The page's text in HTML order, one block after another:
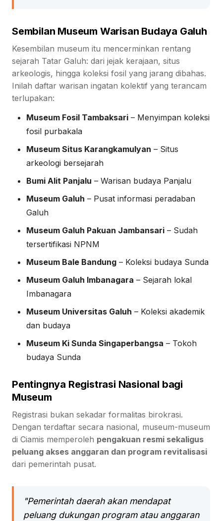
Sembilan Museum Warisan Budaya Galuh
Kesembilan museum itu mencerminkan rentang
sejarah Tatar Galuh: dari jejak kerajaan, situs
arkeologis, hingga koleksi fosil yang jarang dibahas.
Inilah daftar warisan ingatan kolektif yang terancam
terlupakan:
Museum Fosil Tambaksari– Menyimpan koleksi
fosil purbakala
Museum Situs Karangkamulyan – Situs
arkeologi bersejarah
Bumi Alit Panjalu – Warisan budaya Panjalu
Museum Galuh – Pusat informasi peradaban
Galuh
Museum Galuh Pakuan Jambansari– Sudah
tersertifikasi NPNM
Museum Bale Bandung– Koleksi budaya Sunda
Museum Galuh Imbanagara – Sejarah lokal
Imbanagara
Museum Universitas Galuh – Koleksi akademik
dan budaya
Museum Ki Sunda Singaperbangsa – Tokoh
budaya Sunda
Pentingnya Registrasi Nasional bagi
Museum
Registrasi bukan sekadar formalitas birokrasi.
Dengan terdaftar secara nasional, museum-museum
di Ciamis memperoleh pengakuan resmi sekaligus
peluang akses anggaran dan program revitalisasi
dari pemerintah pusat.
"Pemerintah daerah akan mendapat
peluang dukungan program atau anggaran